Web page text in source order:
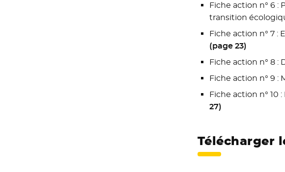
Fiche action n° 6 :
transition
Fiche action n° 7 :
(page 23)
Fiche action n° 8 :
Fiche action n° 9 :
Fiche action n°
27)
Télécharger